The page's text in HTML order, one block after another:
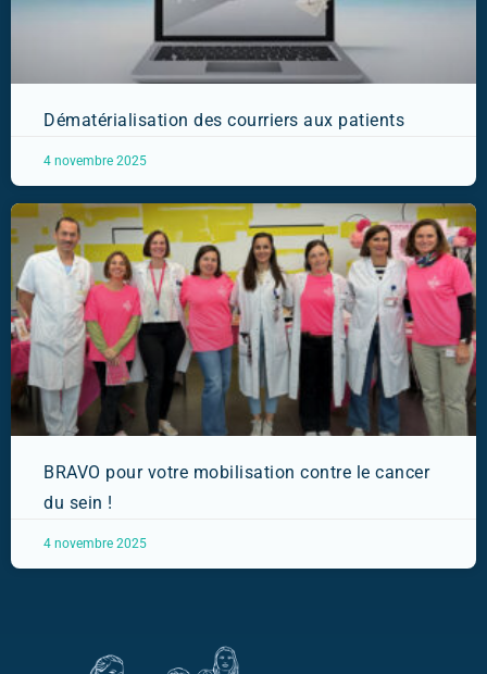
Dématérialisation des courriers aux patients
4 novembre 2025
BRAVO pour votre mobilisation contre le cancer
du sein !
4 novembre 2025